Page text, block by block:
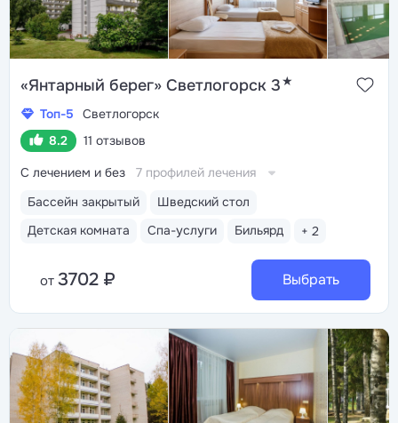
«Янтарный берег» Светлогорск 3★
Топ-5
Светлогорск
8.2
11 отзывов
Бассейн закрытый
Шведский стол
Детская комната
Спа-услуги Бильярд + 2
С лечением и без 7 профилей лечения
от 3702 ₽ Выбрать